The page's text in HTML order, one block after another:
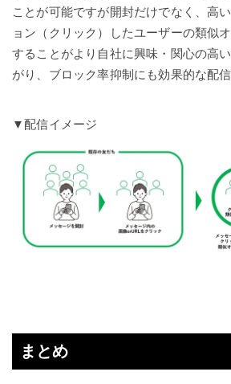
ことが可能ですが開封だけでなく、高
ョン（クリック）したユーザーの類似
することがより自社に興味・関心の高
がり、ブロック率抑制にも効果的な配信
▼配信イメージ
まとめ